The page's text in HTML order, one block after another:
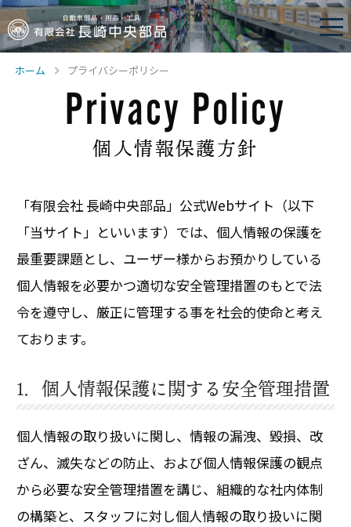
ホーム プライバシーポリシー
Privacy Policy
個人情報保護方針
「有限会社 長崎中央部品」公式Webサイト（以下
「当サイト」といいます）では、個人情報の保護を
最重要課題とし、ユーザー様からお預かりしている
個人情報を必要かつ適切な安全管理措置のもとで法
令を遵守し、厳正に管理する事を社会的使命と考え
ております。
1．個人情報保護に関する安全管理措置
個人情報の取り扱いに関し、情報の漏洩、毀損、改
ざん、滅失などの防止、および個人情報保護の観点
から必要な安全管理措置を講じ、組織的な社内体制
の構築と、スタッフに対し個人情報の取り扱いに関